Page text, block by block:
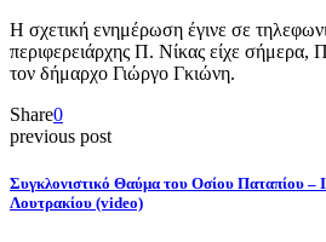
Η σχετική ενημέρωση έγινε σε
περιφερειάρχης Π. Νίκας είχε σήμερα,
τον δήμαρχο Γιώργο Γκιώνη.
Share0
previous post
Συγκλονιστικό Θαύμα του Οσίου Παταπίου –
Λουτρακίου (video)